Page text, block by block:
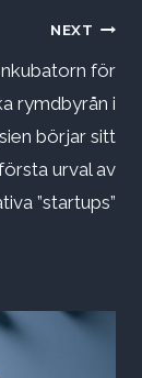
NEXT
för
rymdbyrån i
börjar sitt
urval av
”startups”